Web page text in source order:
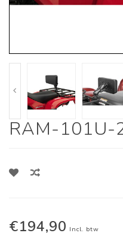
RAM-101U-
€194,90 Incl. btw